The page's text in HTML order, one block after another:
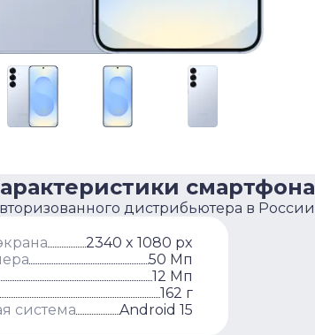
смартфона
дистрибьютера в России
2340 x 1080 px
50 Мп
12 Мп
162 г
система
Android 15